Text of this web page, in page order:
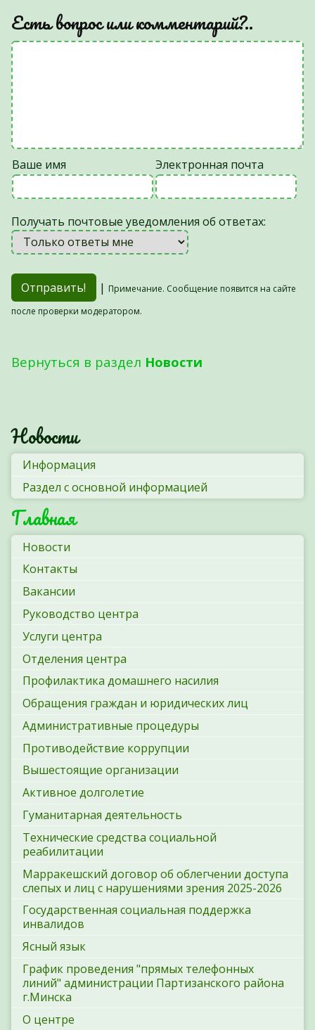
Есть вопрос или комментарий?..
Ваше имя Электронная почта
Получать почтовые уведомления об ответах:
| Примечание. Сообщение появится на сайте
после проверки модератором.
Вернуться в раздел Новости
Новости
Информация
Раздел с основной информацией
Главная
Новости
Контакты
Вакансии
Руководство центра
Услуги центра
Отделения центра
Профилактика домашнего насилия
Обращения граждан и юридических лиц
Административные процедуры
Противодействие коррупции
Вышестоящие организации
Активное долголетие
Гуманитарная деятельность
Технические средства социальной
реабилитации
Марракешский договор об облегчении доступа
слепых и лиц с нарушениями зрения 2025-2026
Государственная социальная поддержка
инвалидов
Ясный язык
График проведения "прямых телефонных
линий" администрации Партизанского района
г.Минска
О центре